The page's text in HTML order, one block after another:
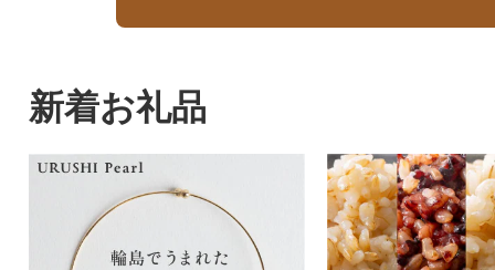
新着お礼品